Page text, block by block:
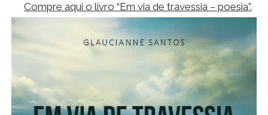
Compre aqui o livro “Em via de travessia – poesia”.